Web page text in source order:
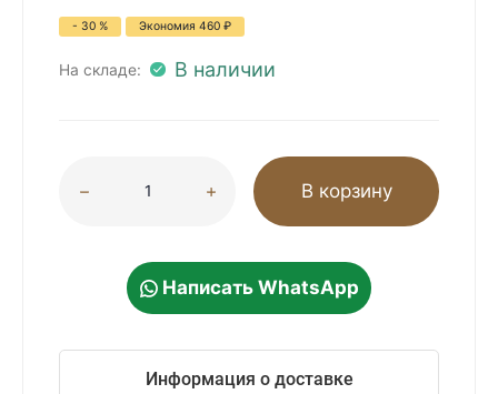
- 30 % Экономия 460 ₽
На складе: В наличии
В корзину
Написать WhatsApp
Информация о доставке